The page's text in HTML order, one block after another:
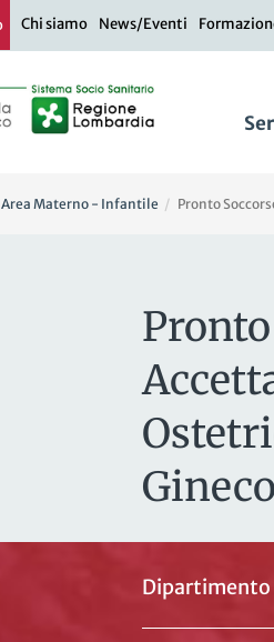
Chi siamo News/Eventi
Materno - Infantile Pronto
Dipartimento